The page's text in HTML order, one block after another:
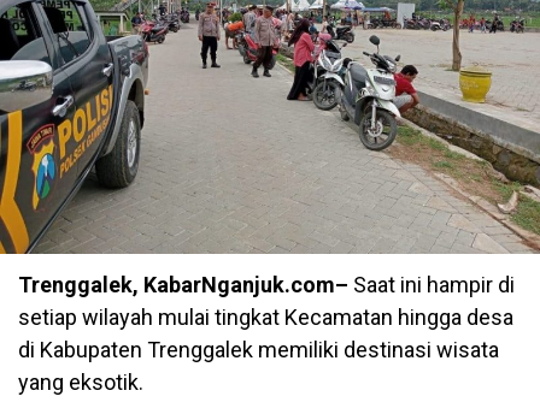
Trenggalek, KabarNganjuk.com– Saat ini hampir di
setiap wilayah mulai tingkat Kecamatan hingga desa
di Kabupaten Trenggalek memiliki destinasi wisata
yang eksotik.